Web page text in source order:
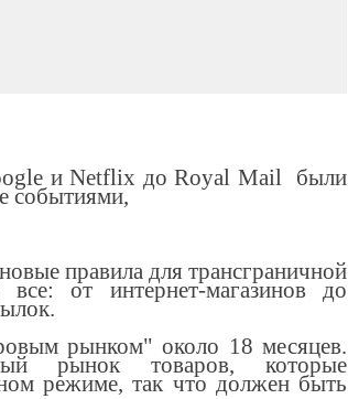
и Netflix до Royal Mail были
событиями,
правила для трансграничной
от интернет-магазинов до
рынком" около 18 месяцев.
рынок товаров, которые
режиме, так что должен быть